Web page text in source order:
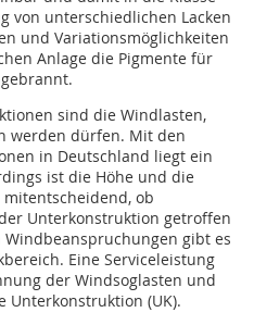
von unterschiedlichen Lacken
und Variationsmöglichkeiten
Anlage die Pigmente für
sind die Windlasten,
werden dürfen. Mit den
in Deutschland liegt ein
ist die Höhe und die
ob
Unterkonstruktion getroffen
gibt es
Eine Serviceleistung
der Windsoglasten und
(UK).